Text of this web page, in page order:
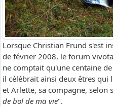
Lorsque Christian Frund s'est
de février 2008, le forum
ne comptait qu'une centaine
il célébrait ainsi deux êtres qui
et Arlette, sa compagne, selon
de bol de ma vie".